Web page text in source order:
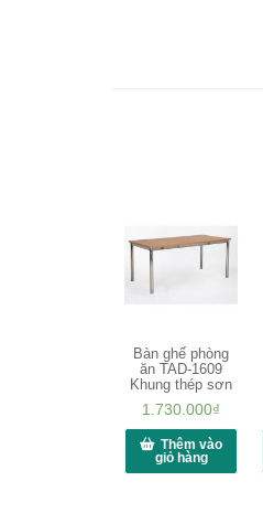
Bàn ghế phòng
ăn TAD-1609
Khung thép sơn
1.730.000₫
Thêm vào
giỏ hàng